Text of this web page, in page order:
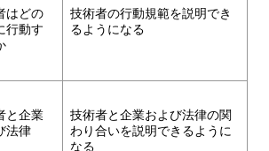
はどの
行動す
技術者の行動規範を説明でき
るようになる
と企業
法律
技術者と企業および法律の関
わり合いを説明できるように
なる